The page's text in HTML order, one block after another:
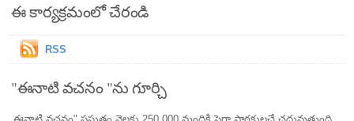
ఈ కార్యక్రమంలో చేరండి
RSS
"ఈనాటి వచనం "ను గూర్చి